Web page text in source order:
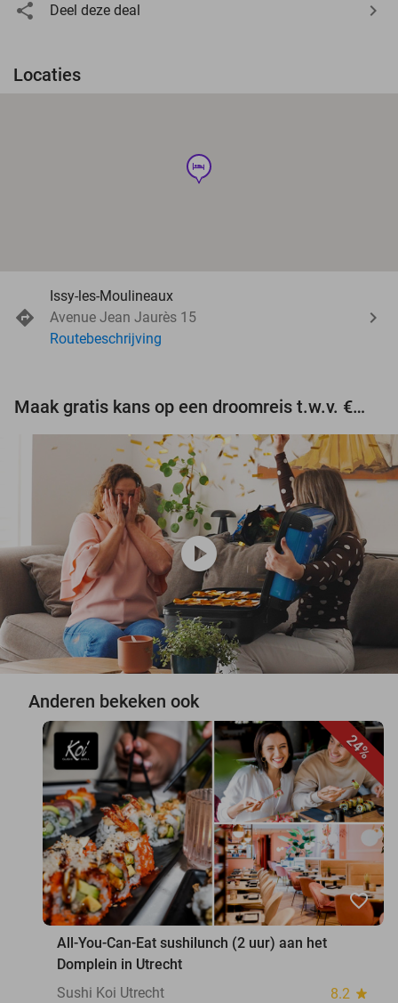
Deel deze deal
Locaties
hotel
Issy-les-Moulineaux
Avenue Jean Jaurès 15
Routebeschrijving
Maak gratis kans op een droomreis t.w.v. €3.000!
play_circle
Anderen bekeken ook
24%
favorite_border
All-You-Can-Eat sushilunch (2 uur) aan het
Domplein in Utrecht
Sushi Koi Utrecht
8.2 star